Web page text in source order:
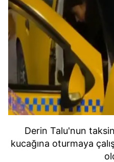
Derin Talu'nun
kucağına oturmaya